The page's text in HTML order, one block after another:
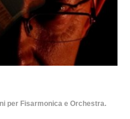
per Fisarmonica e Orchestra.